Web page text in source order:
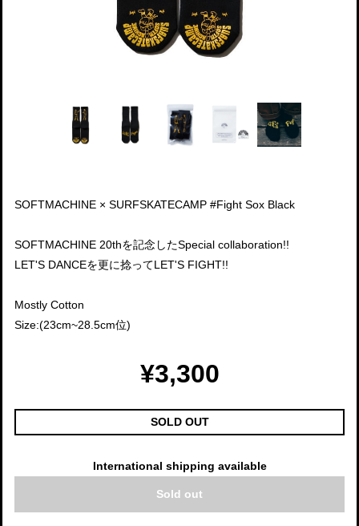
SOFTMACHINE × SURFSKATECAMP #Fight Sox Black
SOFTMACHINE 20thを記念したSpecial collaboration!!
LET'S DANCEを更に捻ってLET'S FIGHT!!
Mostly Cotton
Size:(23cm~28.5cm位)
¥3,300
SOLD OUT
International shipping available
Sold out